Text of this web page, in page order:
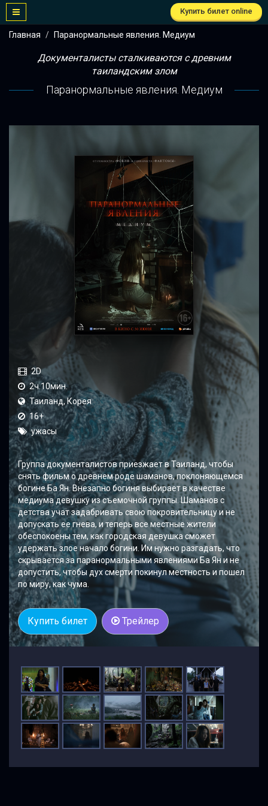
Купить билет online
Главная Паранормальные явления. Медиум
Документалисты сталкиваются с древним
таиландским злом
Паранормальные явления. Медиум
2D
2ч.10мин.
Таиланд, Корея
16+
ужасы
Группа документалистов приезжает в Таиланд, чтобы
снять фильм о древнем роде шаманов, поклоняющемся
богине Ба Ян. Внезапно богиня выбирает в качестве
медиума девушку из съемочной группы. Шаманов с
детства учат задабривать свою покровительницу и не
допускать ее гнева, и теперь все местные жители
обеспокоены тем, как городская девушка сможет
удержать злое начало богини. Им нужно разгадать, что
скрывается за паранормальными явлениями Ба Ян и не
допустить, чтобы дух смерти покинул местность и пошел
по миру, как чума.
Купить билет Трейлер